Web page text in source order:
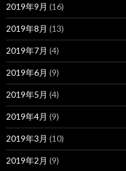
2019年9月 (16)
2019年8月 (13)
2019年7月 (4)
2019年6月 (9)
2019年5月 (4)
2019年4月 (9)
2019年3月 (10)
2019年2月 (9)